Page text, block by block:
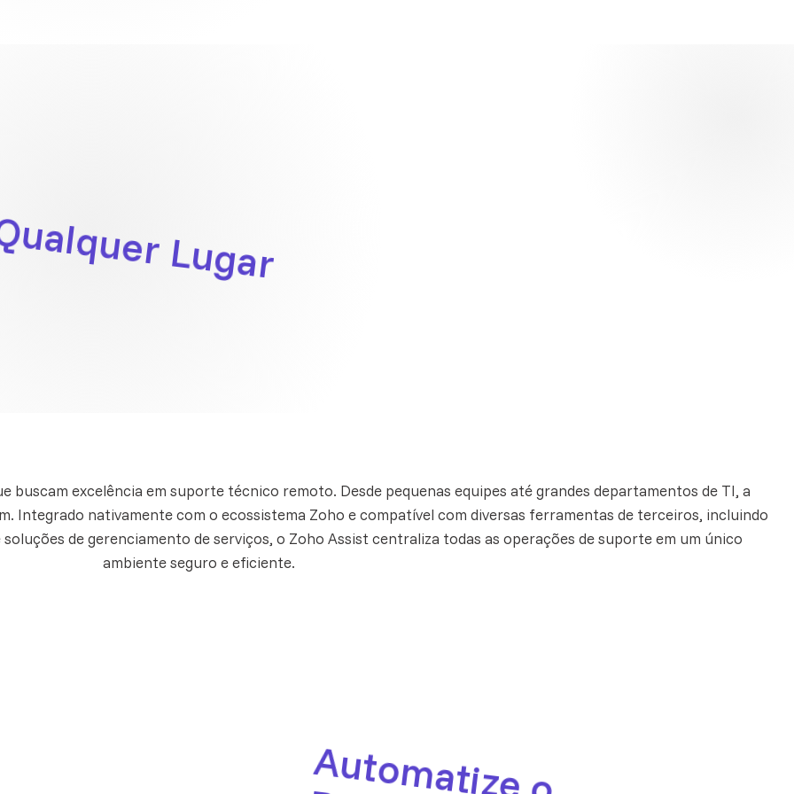
Lugar
buscam excelência em suporte técnico remoto. Desde pequenas equipes até grandes departamentos de TI, a
Integrado nativamente com o ecossistema Zoho e compatível com diversas ferramentas de terceiros, incluindo
de gerenciamento de serviços, o Zoho Assist centraliza todas as operações de suporte em um único
ambiente seguro e eficiente.
A
u
to
m
a
tiz
e
o
o
te
a
m
e
n
to
d
e
o
lic
ita
ç
õ
e
s
d
e
S
u
p
o
r